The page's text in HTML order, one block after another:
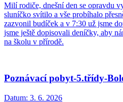
Milí rodiče, dnešní den se opravdu
sluníčko svítilo a vše probíhalo
zazvonil budíček a v 7:30 už jsme
jsme ještě dopisovali deníčky, aby
na školu v přírodě.
Poznávací pobyt-5.třídy-
Datum: 3. 6. 2026